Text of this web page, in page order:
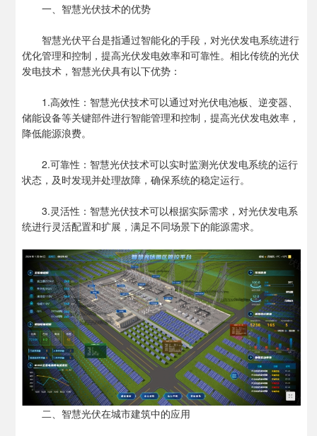
一、智慧光伏技术的优势
智慧光伏平台是指通过智能化的手段，对光伏发电系统进行
优化管理和控制，提高光伏发电效率和可靠性。相比传统的光伏
发电技术，智慧光伏具有以下优势：
1.高效性：智慧光伏技术可以通过对光伏电池板、逆变器、
储能设备等关键部件进行智能管理和控制，提高光伏发电效率，
降低能源浪费。
2.可靠性：智慧光伏技术可以实时监测光伏发电系统的运行
状态，及时发现并处理故障，确保系统的稳定运行。
3.灵活性：智慧光伏技术可以根据实际需求，对光伏发电系
统进行灵活配置和扩展，满足不同场景下的能源需求。
二、智慧光伏在城市建筑中的应用